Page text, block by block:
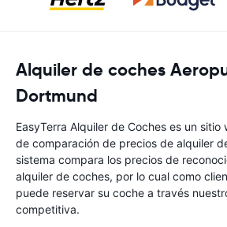
Alquiler de coches
Dortmund
EasyTerra Alquiler de Coches es un
de comparación de precios de alquiler
sistema compara los precios de
alquiler de coches, por lo cual como
puede reservar su coche a través
competitiva.